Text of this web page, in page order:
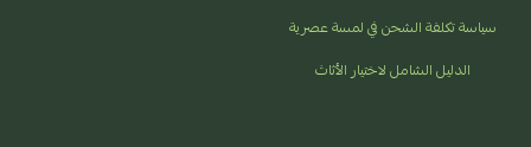
سياسة تكلفة الشحن في لمسة عصرية
الدليل الشامل لاختيار الأثاث